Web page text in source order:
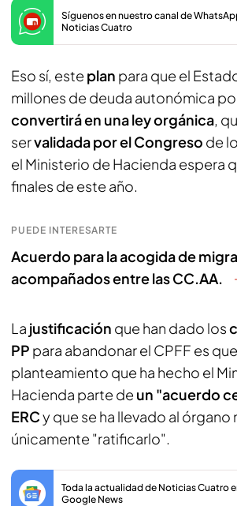
Síguenos en nuestro canal de
Noticias Cuatro
Eso sí, este plan para que el
millones de deuda autonómica
convertirá en una ley orgánica,
servalidada por el Congreso de
el Ministerio de Hacienda espera
finales de este año.
PUEDE INTERESARTE
Acuerdo para la acogida de
acompañados entre las CC.AA.
La justificación que han dado los
PP para abandonar el CPFF es
planteamiento que ha hecho el
Hacienda parte de un "acuerdo
ERCy que se ha llevado al órgano
únicamente "ratificarlo".
Toda la actualidad de Noticias Cuatro
Google News